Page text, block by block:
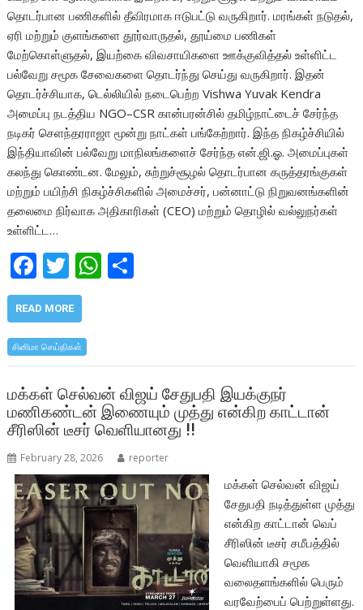
தொடர்பான பணிகளில் தீவிரமாக ஈடுபட்டு வருகிறார். மரங்கள் நடுதல்,
ஏரி மற்றும் குளங்களை தூர்வாருதல், தூய்மை பணிகள்
மேற்கொள்ளுதல், இயற்கை விவசாயிகளை ஊக்குவித்தல் உள்ளிட்ட
பல்வேறு சமூக சேவைகளை தொடர்ந்து செய்து வருகிறார். இதன்
தொடர்ச்சியாக, டெல்லியில் நடைபெற்ற Vishwa Yuvak Kendra
அமைப்பு நடத்திய NGO–CSR கான்பரன்சில் தமிழ்நாட்டைச் சேர்ந்த
நடிகர் செளந்தரராஜா மூன்று நாட்கள் பங்கேற்றார். இந்த நிகழ்ச்சியில்
இந்தியாவின் பல்வேறு மாநிலங்களைச் சேர்ந்த என்.ஜி.ஓ. அமைப்புகள்
கலந்து கொண்டன. மேலும், சுற்றுச்சூழல் தொடர்பான கருத்தரங்குகள்
மற்றும் பயிற்சி நிகழ்ச்சிகளில் அமைச்சர், பன்னாட்டு நிறுவனங்களின்
தலைமை நிர்வாக அதிகாரிகள் (CEO) மற்றும் தொழில் வல்லுநர்கள்
உள்ளிட்ட…
F
ac
e
b
o
o
k
T
w
itt
er
W
A
p
p
READ MORE
சினிமா செய்திகள்
மக்கள் செல்வன் விஜய் சேதுபதி இயக்குநர்
மணிகண்டன் இணையும் முத்து என்கிற காட்டான்
சீரிஸின் டீசர் வெளியானது !!
February 28, 2026 reporter
மக்கள் செல்வன் விஜய்
சேதுபதி நடித்துள்ள முத்து
என்கிற காட்டான் வெப்
சீரிஸின் டீசர் சமீபத்தில்
வெளியாகி சமூக
வலைதளங்களில் பெரும்
வரவேற்பைப் பெற்றுள்ளது.